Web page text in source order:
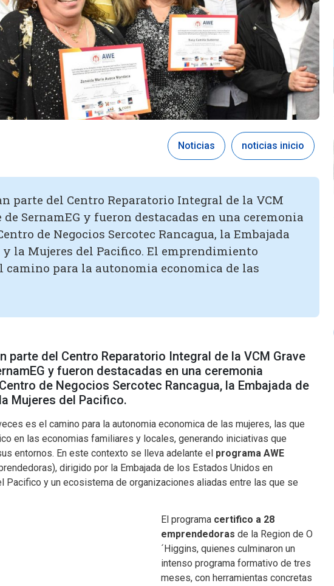
Noticias noticias inicio
parte del Centro Reparatorio Integral de la VCM
SernamEG y fueron destacadas en una ceremonia
de Negocios Sercotec Rancagua, la Embajada
y la Mujeres del Pacifico. El emprendimiento
camino para la autonomia economica de las
parte del Centro Reparatorio Integral de la VCM Grave
y fueron destacadas en una ceremonia
de Negocios Sercotec Rancagua, la Embajada de
Mujeres del Pacifico.
es el camino para la autonomia economica de las mujeres, las que
en las economias familiares y locales, generando iniciativas que
entornos. En este contexto se lleva adelante el programa AWE
dirigido por la Embajada de los Estados Unidos en
Pacifico y un ecosistema de organizaciones aliadas entre las que se
El programa certifico a 28
emprendedoras de la Region de O
´Higgins, quienes culminaron un
intenso programa formativo de tres
meses, con herramientas concretas